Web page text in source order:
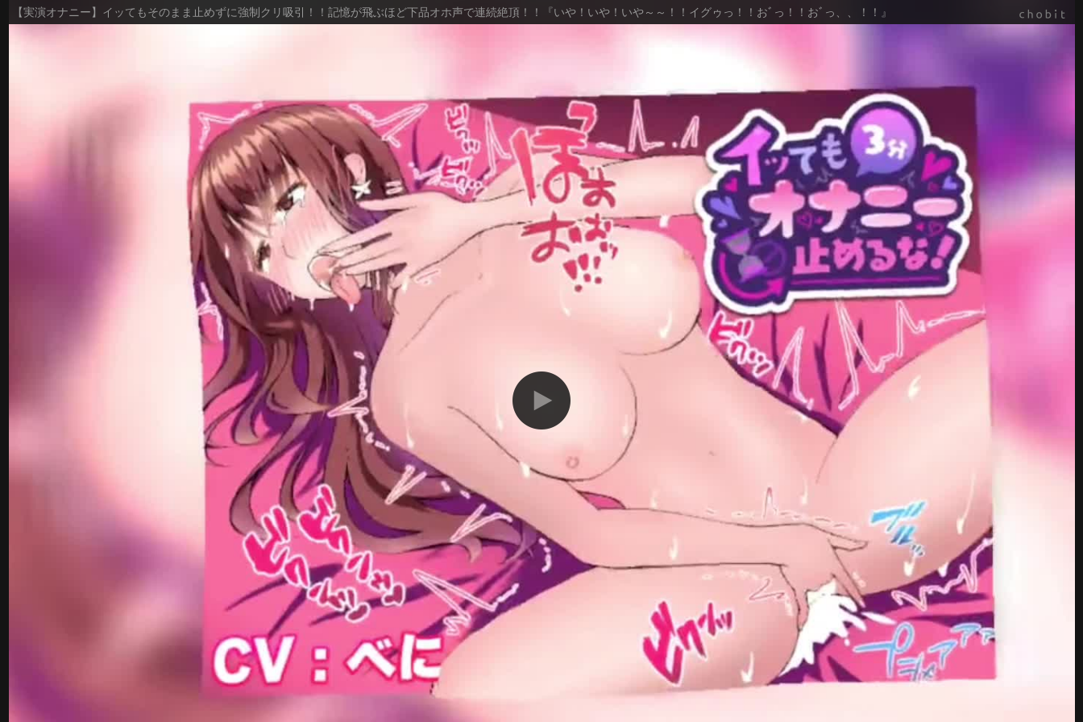
【実演オナニー】イッてもそのまま止めずに強制クリ吸引！！記憶が飛ぶほど下品オホ声で連続絶頂！！『いや！いや！いや～～！！イグゥっ！！おﾞっ！！おﾞっ、、！！』